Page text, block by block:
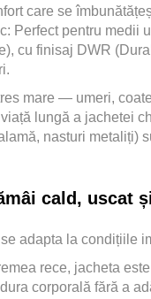
care se
Perfect pentru medii
cu finisaj DWR
mare — umeri,
lungă a jachetei
nasturi metaliți)
cald, uscat
adapta la condițiile
rece, jacheta
corporală fără a